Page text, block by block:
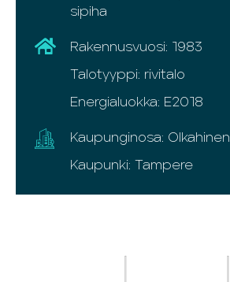
sipiha
Rakennusvuosi: 1983
Talotyyppi: rivitalo
Energialuokka: E2018
Kaupunginosa: Olkahinen
Kaupunki: Tampere